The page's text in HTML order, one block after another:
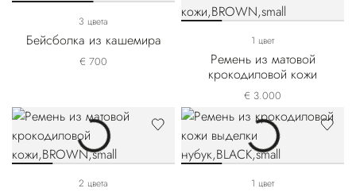
3 цвета
Бейсболка из кашемира
€ 700
1 цвет
Ремень из матовой
крокодиловой кожи
€ 3.000
2 цвета 1 цвет